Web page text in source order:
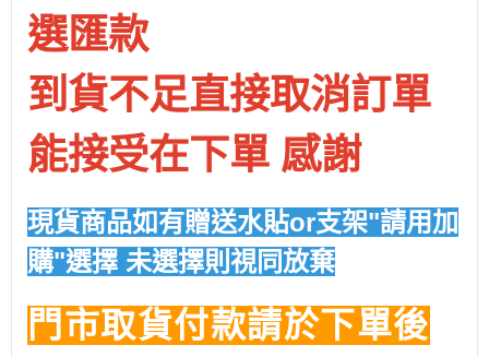
選匯款
到貨不足直接取消訂單
能接受在下單 感謝
現貨商品如有贈送水貼or支架"請用加
購"選擇 未選擇則視同放棄
門市取貨付款請於下單後